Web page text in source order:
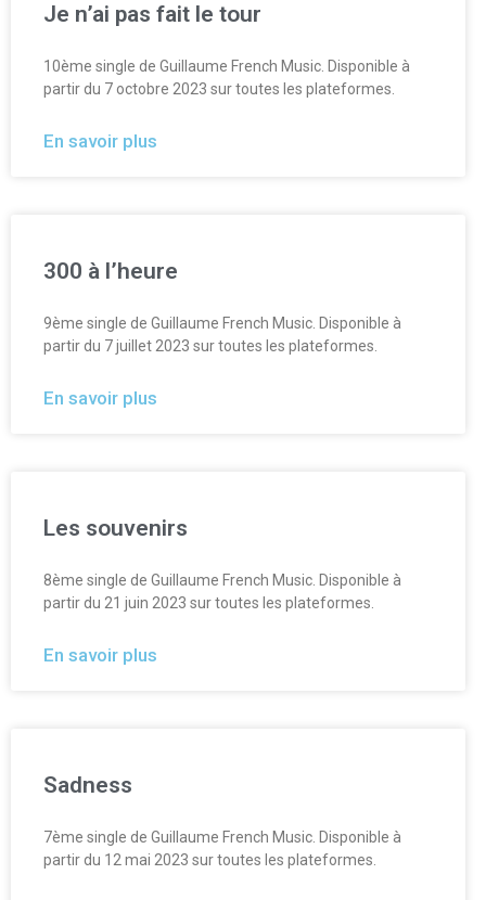
Je n’ai pas fait le tour
10ème single de Guillaume French Music. Disponible à
partir du 7 octobre 2023 sur toutes les plateformes.
En savoir plus
300 à l’heure
9ème single de Guillaume French Music. Disponible à
partir du 7 juillet 2023 sur toutes les plateformes.
En savoir plus
Les souvenirs
8ème single de Guillaume French Music. Disponible à
partir du 21 juin 2023 sur toutes les plateformes.
En savoir plus
Sadness
7ème single de Guillaume French Music. Disponible à
partir du 12 mai 2023 sur toutes les plateformes.